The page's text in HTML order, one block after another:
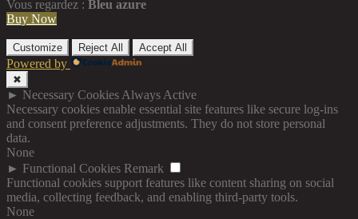
Vous regardez : Bleu azure
Buy Now
Customize Reject All Accept All
Powered by
✖
► Necessary Cookies Always Active
Necessary cookies enable essential site features like secure log-ins
and consent preference adjustments. They do not store personal
data.
None
► Functional Cookies Remark
Functional cookies support features like content sharing on social
media, collecting feedback, and enabling third-party tools.
None